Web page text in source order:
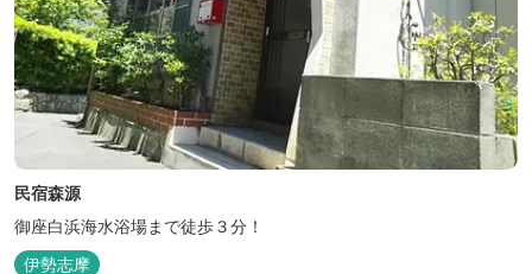
民宿森源
御座白浜海水浴場まで徒歩３分！
伊勢志摩